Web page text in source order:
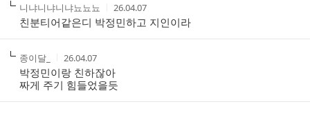
스
작
성
자
니냐니냐니냐뇨뇨뇨
작
성
시
간
26.04.07
친분티어같은디 박정민하고 지인이라
작
성
자
종이달_
작
성
시
간
26.04.07
박정민이랑 친하잖아
짜게 주기 힘들었을듯